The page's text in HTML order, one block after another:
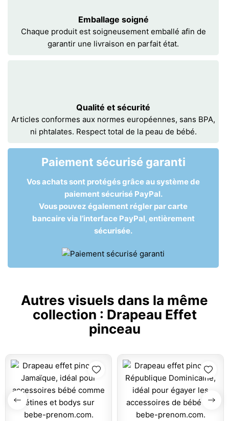
Emballage soigné
Chaque produit est soigneusement emballé afin de
garantir une livraison en parfait état.
Qualité et sécurité
Articles conformes aux normes européennes, sans BPA,
ni phtalates. Respect total de la peau de bébé.
Paiement sécurisé garanti
Vos achats sont protégés grâce au système de
paiement sécurisé PayPal.
Vous pouvez également régler par carte
bancaire via l’interface PayPal, entièrement
sécurisée.
Autres visuels dans la même
collection : Drapeau Effet
pinceau